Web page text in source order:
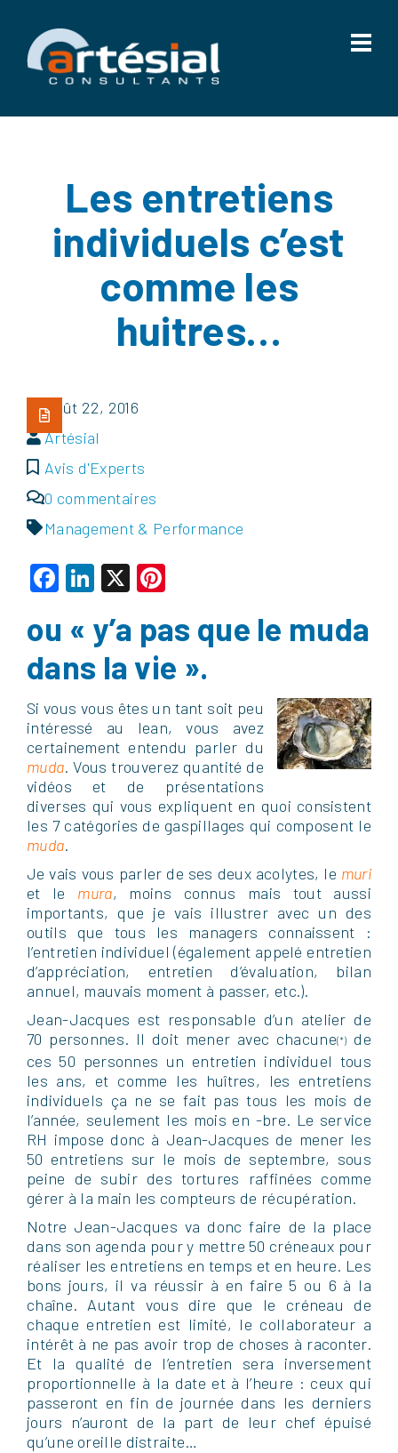
Les entretiens
individuels c’est
comme les
huitres…
Août 22, 2016
Artésial
Avis d'Experts
0 commentaires
Management & Performance
Facebook
LinkedIn
X
ou « y’a pas que le muda
dans la vie ».
Si vous vous êtes un tant soit peu
intéressé au lean, vous avez
certainement entendu parler du
muda. Vous trouverez quantité de
vidéos et de présentations
diverses qui vous expliquent en quoi consistent
les 7 catégories de gaspillages qui composent le
muda.
Je vais vous parler de ses deux acolytes, le muri
et le mura, moins connus mais tout aussi
importants, que je vais illustrer avec un des
outils que tous les managers connaissent :
l’entretien individuel (également appelé entretien
d’appréciation, entretien d’évaluation, bilan
annuel, mauvais moment à passer, etc.).
Jean-Jacques est responsable d’un atelier de
70 personnes. Il doit mener avec chacune(*)
de
ces 50 personnes un entretien individuel tous
les ans, et comme les huîtres, les entretiens
individuels ça ne se fait pas tous les mois de
l’année, seulement les mois en -bre. Le service
RH impose donc à Jean-Jacques de mener les
50 entretiens sur le mois de septembre, sous
peine de subir des tortures raffinées comme
gérer à la main les compteurs de récupération.
Notre Jean-Jacques va donc faire de la place
dans son agenda pour y mettre 50 créneaux pour
réaliser les entretiens en temps et en heure. Les
bons jours, il va réussir à en faire 5 ou 6 à la
chaîne. Autant vous dire que le créneau de
chaque entretien est limité, le collaborateur a
intérêt à ne pas avoir trop de choses à raconter.
Et la qualité de l’entretien sera inversement
proportionnelle à la date et à l’heure : ceux qui
passeront en fin de journée dans les derniers
jours n’auront de la part de leur chef épuisé
qu’une oreille distraite…